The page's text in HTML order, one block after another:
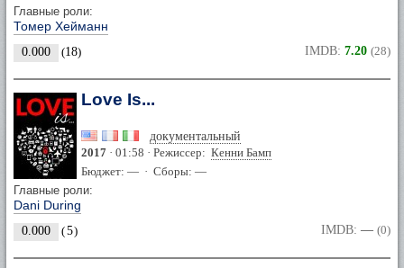
Главные роли:
Томер Хейманн
0.000 (18) IMDB: 7.20 (28)
Love Is...
документальный
2017 · 01:58 · Режиссер: Кенни Бамп
Бюджет: — · Сборы: —
Главные роли:
Dani During
0.000 (5) IMDB: — (0)